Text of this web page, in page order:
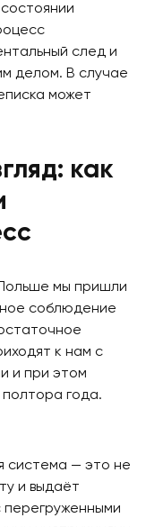
след и
делом. В случае
может
как
мы пришли
соблюдение
к нам с
и при этом
года.
система — это не
и выдаёт
перегруженными